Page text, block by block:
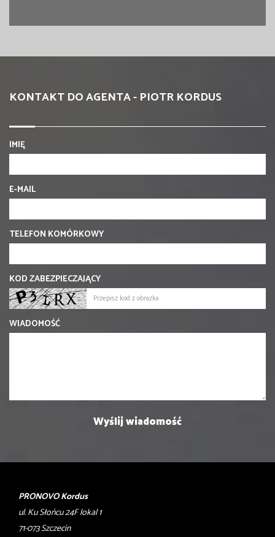
KONTAKT DO AGENTA - PIOTR KORDUS
IMIĘ
E-MAIL
TELEFON KOMÓRKOWY
KOD ZABEZPIECZAJĄCY
WIADOMOŚĆ
PRONOVO Kordus
ul. Ku Słońcu 24F lokal 1
71-073 Szczecin